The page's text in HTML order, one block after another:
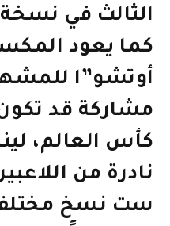
الثالث في نسخة 2022.
كما يعود
أوتشو”ا
مشاركة قد
كأس العالم،
نادرة من
ست نسخ